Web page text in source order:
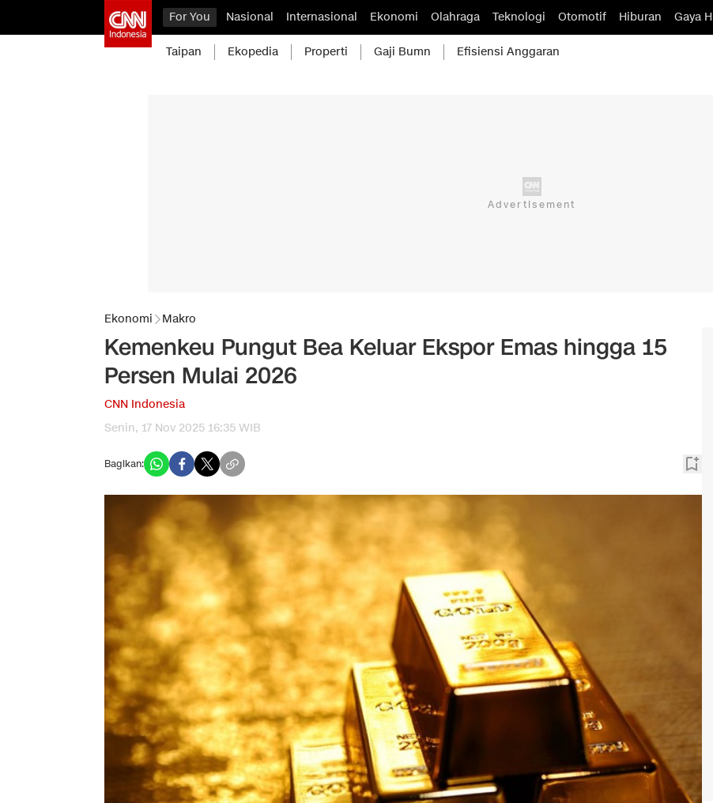
For You Nasional Internasional Ekonomi Olahraga Teknologi Otomotif Hiburan Gaya
Taipan Ekopedia Properti Gaji Bumn Efisiensi Anggaran
Ekonomi Makro
Kemenkeu Pungut Bea Keluar Ekspor Emas hingga 15
Persen Mulai 2026
CNN Indonesia
Senin, 17 Nov 2025 16:35 WIB
Bagikan: